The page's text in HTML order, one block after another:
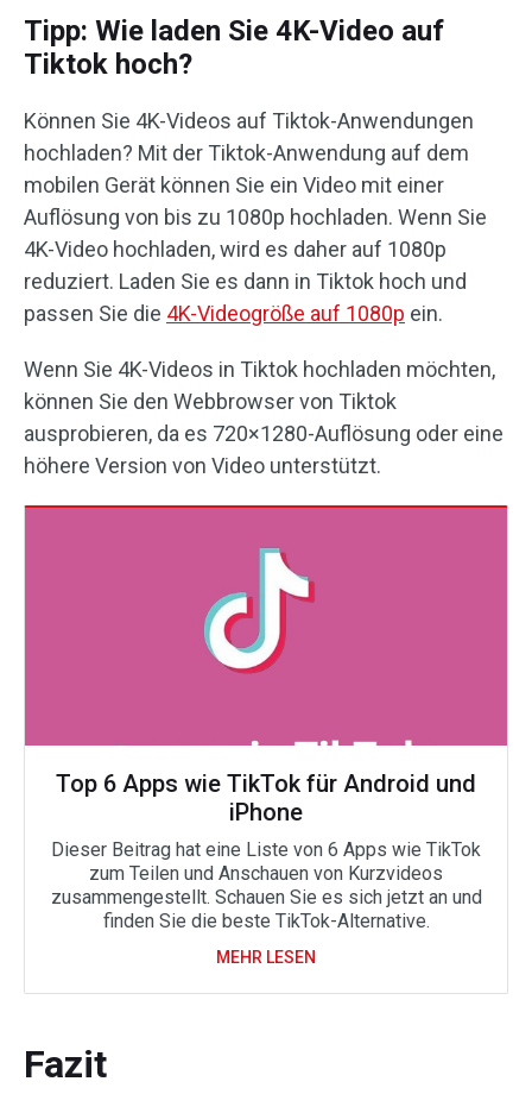
Tipp: Wie laden Sie 4K-Video auf
Tiktok hoch?
Können Sie 4K-Videos auf Tiktok-Anwendungen
hochladen? Mit der Tiktok-Anwendung auf dem
mobilen Gerät können Sie ein Video mit einer
Auflösung von bis zu 1080p hochladen. Wenn Sie
4K-Video hochladen, wird es daher auf 1080p
reduziert. Laden Sie es dann in Tiktok hoch und
passen Sie die 4K-Videogröße auf 1080p ein.
Wenn Sie 4K-Videos in Tiktok hochladen möchten,
können Sie den Webbrowser von Tiktok
ausprobieren, da es 720×1280-Auflösung oder eine
höhere Version von Video unterstützt.
Top 6 Apps wie TikTok für Android und
iPhone
Dieser Beitrag hat eine Liste von 6 Apps wie TikTok
zum Teilen und Anschauen von Kurzvideos
zusammengestellt. Schauen Sie es sich jetzt an und
finden Sie die beste TikTok-Alternative.
MEHR LESEN
Fazit